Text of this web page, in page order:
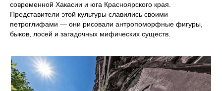
современной Хакасии и юга Красноярского края.
Представители этой культуры славились своими
петроглифами — они рисовали антропоморфные фигуры,
быков, лосей и загадочных мифических существ.